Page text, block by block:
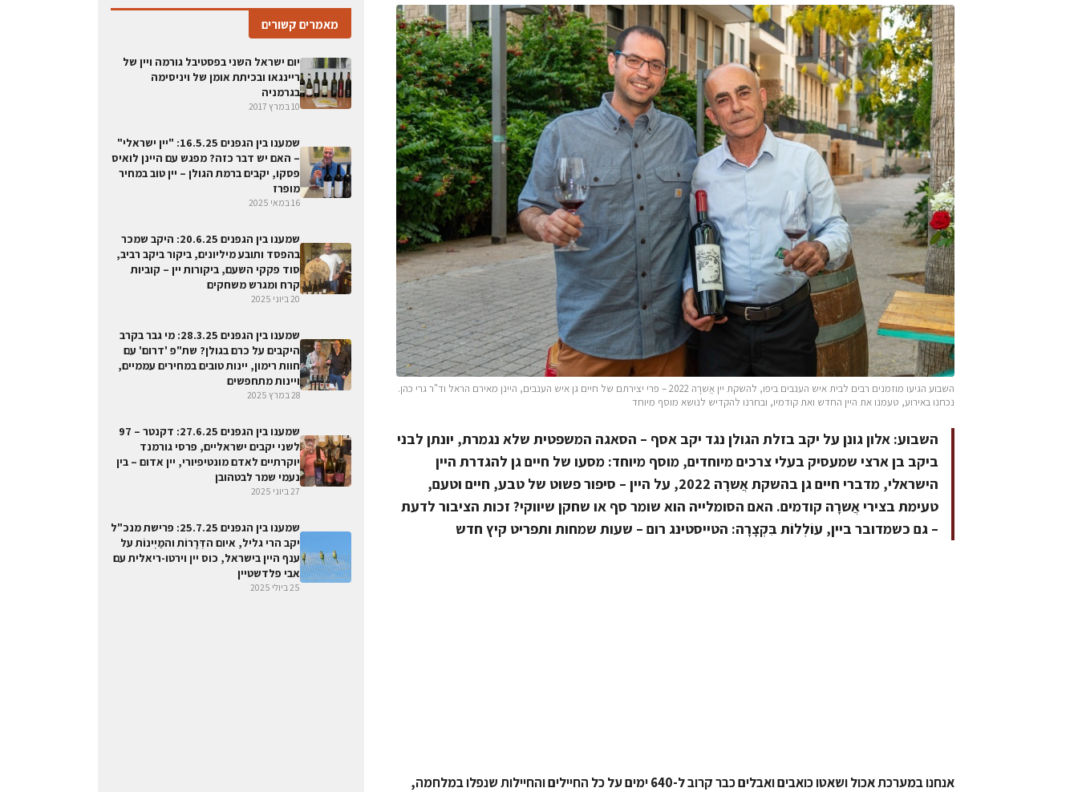
השבוע הגיעו מוזמנים רבים לבית איש הענבים ביפו, להשקת יין אֲשרָה 2022 – פרי יצירתם של חיים גן איש הענבים, היינן מאירם הראל וד"ר גרי כהן.
נכחנו באירוע, טעמנו את היין החדש ואת קודמיו, ובחרנו להקדיש לנושא מוסף מיוחד
השבוע: אלון גונן על יקב בזלת הגולן נגד יקב אסף – הסאגה המשפטית שלא נגמרת, יונתן לבני
ביקב בן ארצי שמעסיק בעלי צרכים מיוחדים, מוסף מיוחד: מסעו של חיים גן להגדרת היין
הישראלי, מדברי חיים גן בהשקת אֲשרָה 2022, על היין – סיפור פשוט של טבע, חיים וטעם,
טעימת בצירי אֲשרָה קודמים. האם הסומלייה הוא שומר סף או שחקן שיווקי? זכות הציבור לדעת
– גם כשמדובר ביין, עוֹלְלוֹת בִּקְצָרָה: הטייסטינג רום – שעות שמחות ותפריט קיץ חדש
אנחנו במערכת אכול ושאטו כואבים ואבלים כבר קרוב ל-640 ימים על כל החיילים והחיילות שנפלו במלחמה,
מאמרים קשורים
יום ישראל השני בפסטיבל גורמה ויין של
ריינגאו ובכיתת אומן של ויניסימה
בגרמניה
10 במרץ 2017
שמענו בין הגפנים 16.5.25: "יין ישראלי"
– האם יש דבר כזה? מפגש עם היינן לואיס
פסקו, יקבים ברמת הגולן – יין טוב במחיר
מופרז
16 במאי 2025
שמענו בין הגפנים 20.6.25: היקב שמכר
בהפסד ותובע מיליונים, ביקור ביקב רביב,
סוד פקקי השעם, ביקורות יין – קוביות
קרח ומגרש משחקים
20 ביוני 2025
שמענו בין הגפנים 28.3.25: מי גבר בקרב
היקבים על כרם בגולן? שת"פ 'דרום' עם
חוות רימון, יינות טובים במחירים עממיים,
ויינות מתחפשים
28 במרץ 2025
שמענו בין הגפנים 27.6.25: דקנטר – 97
לשני יקבים ישראליים, פרסי גורמנד
יוקרתיים לאדם מונטיפיורי, יין אדום – בין
נעמי שמר לבטהובן
27 ביוני 2025
שמענו בין הגפנים 25.7.25: פרישת מנכ"ל
יקב הרי גליל, איום הדְּרָרוֹת והמַיְינוֹת על
ענף היין בישראל, כוס יין וירטו-ריאלית עם
אבי פלדשטיין
25 ביולי 2025